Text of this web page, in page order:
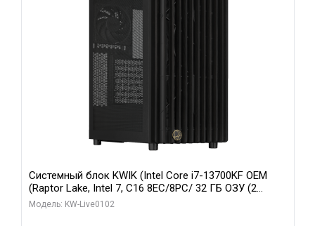
Системный блок KWIK (Intel Core i7-13700KF OEM
(Raptor Lake, Intel 7, C16 8EC/8PC/ 32 ГБ ОЗУ (2
модуля)/ Afox RTX4090 24GB GDDR6X 384-Bit 3xDP
Модель: KW-Live0102